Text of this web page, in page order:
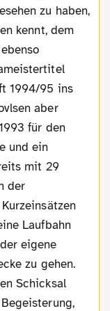
zu haben,
kennt, dem
1994/95 ins
aber
für den
und ein
mit 29
der
Laufbahn
eigene
zu gehen.
Schicksal